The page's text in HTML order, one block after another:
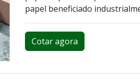
papel beneficiado
Cotar agora